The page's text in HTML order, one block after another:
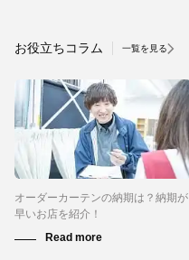
お役立ちコラム 一覧を見る
オーダーカーテンの納期は？納期が
早いお店を紹介！